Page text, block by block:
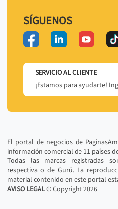
SÍGUENOS
SERVICIO AL CLIENTE
¡Estamos para ayudarte!
El portal de negocios de
información comercial de 11 países
Todas las marcas registradas
respectiva o de Gurú. La
material contenido en este portal
AVISO LEGAL© Copyright2026